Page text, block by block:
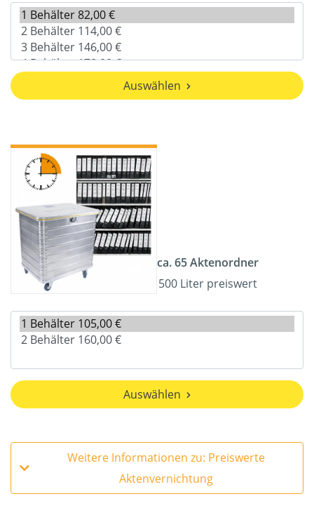
Auswählen
ca. 65 Aktenordner
500 Liter preiswert
Auswählen
Weitere Informationen zu: Preiswerte
Aktenvernichtung